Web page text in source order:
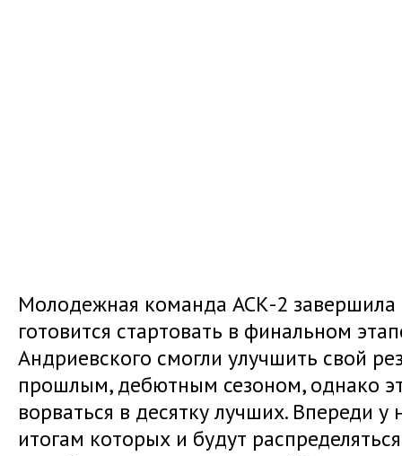
Молодежная команда АСК-2 завершила
готовится стартовать в финальном
Андриевского смогли улучшить свой
прошлым, дебютным сезоном, однако
ворваться в десятку лучших. Впереди
итогам которых и будут